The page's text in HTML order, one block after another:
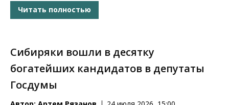
Читать полностью
Сибиряки вошли в десятку
богатейших кандидатов в депутаты
Госдумы